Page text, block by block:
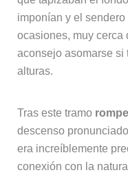
imponían y el
ocasiones, muy cerca
aconsejo asomarse si
alturas.
Tras este tramo
descenso
era increíblemente
conexión con la